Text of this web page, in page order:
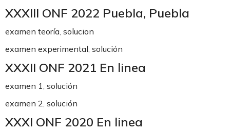
XXXIII ONF 2022 Puebla, Puebla
examen teoría, solucion
examen experimental, solución
XXXII ONF 2021 En linea
examen 1, solución
examen 2, solución
XXXI ONF 2020 En linea